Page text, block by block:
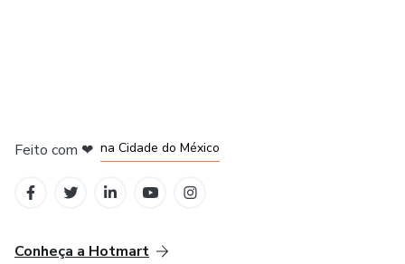
Feito com ❤ na Cidade do México
Conheça a Hotmart